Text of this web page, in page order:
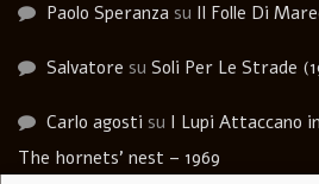
Paolo Speranza su Il Folle Di
Salvatore su Soli Per Le Strade
Carlo agosti su I Lupi Attaccano
The hornets’ nest – 1969